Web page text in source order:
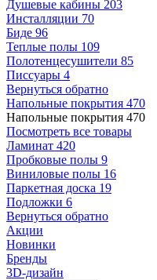
Душевые кабины 203
Инсталляции 70
Биде 96
Теплые полы 109
Полотенцесушители 85
Писсуары 4
Вернуться обратно
Напольные покрытия 470
Напольные покрытия 470
Посмотреть все товары
Ламинат 420
Пробковые полы 9
Виниловые полы 16
Паркетная доска 19
Подложки 6
Вернуться обратно
Акции
Новинки
Бренды
3D-дизайн